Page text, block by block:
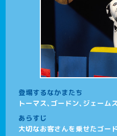
登場するなかまたち
トーマス、ゴードン、ジェーム
あらすじ
大切なお客さんを乗せたゴー